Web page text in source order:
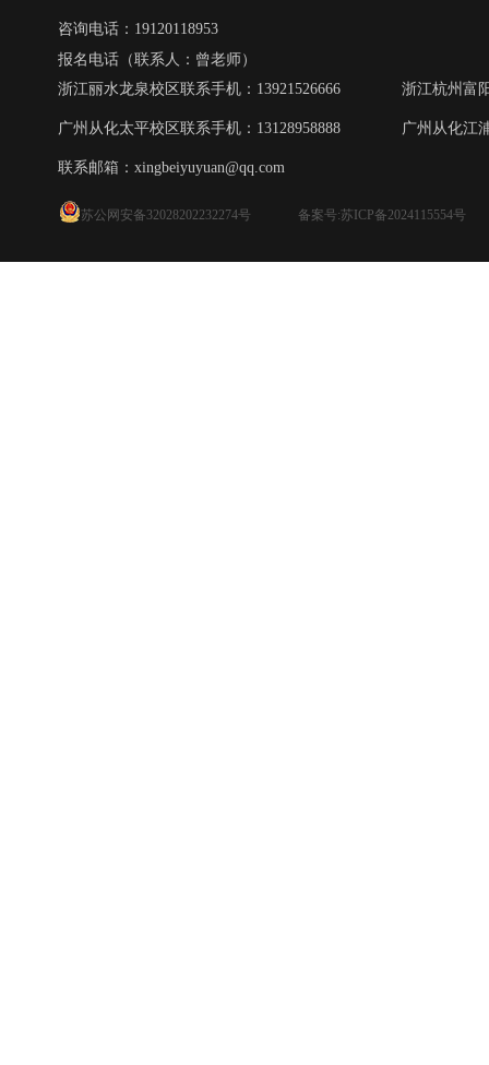
苏公网安备32028202232274号
咨询电话：19120118953
报名电话（联系人：曾老师）
浙江丽水龙泉校区联系手机：13921526666 浙江杭州富
广州从化太平校区联系手机：13128958888 广州从化江
联系邮箱： xingbeiyuyuan@qq.com
备案号:苏ICP备2024115554号